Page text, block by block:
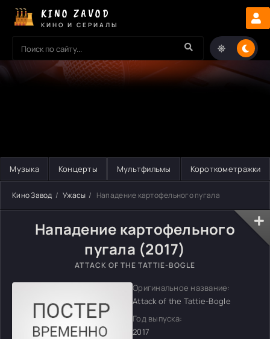
KINO ZAVOD
КИНО И СЕРИАЛЫ
Музыка Концерты Мультфильмы Короткометражки
Кино Завод Ужасы Нападение картофельного пугала
Нападение картофельного
пугала (2017)
ATTACK OF THE TATTIE-BOGLE
Оригинальное название:
Attack of the Tattie-Bogle
Год выпуска:
2017